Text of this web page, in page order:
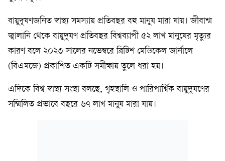
বায়ুদূষণজনিত স্বাস্থ্য সমস্যায় প্রতিবছর বহু মানুষ মারা যায়। জীবাশ্ম
জ্বালানি থেকে বায়ুদূষণ প্রতিবছর বিশ্বব্যাপী ৫২ লাখ মানুষের মৃত্যুর
কারণ বলে ২০২৩ সালের নভেম্বরে ব্রিটিশ মেডিকেল জার্নালে
(বিএমজে) প্রকাশিত একটি সমীক্ষায় তুলে ধরা হয়।
এদিকে বিশ্ব স্বাস্থ্য সংস্থা বলছে, গৃহস্থালি ও পারিপার্শ্বিক বায়ুদূষণের
সম্মিলিত প্রভাবে বছরে ৬৭ লাখ মানুষ মারা যায়।